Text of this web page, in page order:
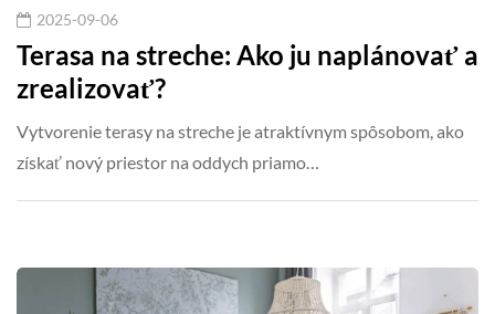
2025-09-06
Terasa na streche: Ako ju naplánovať a
zrealizovať?
Vytvorenie terasy na streche je atraktívnym spôsobom, ako
získať nový priestor na oddych priamo…